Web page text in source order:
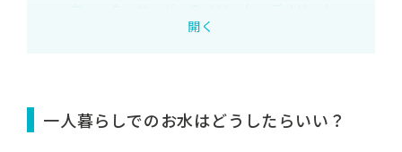
開く
一人暮らしだと1日でどのくらいお水を消費す
一人暮らしでのお水はどうしたらいい？